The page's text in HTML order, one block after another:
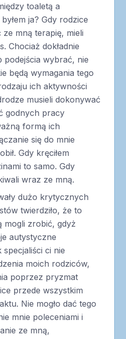
toaletą a
ja? Gdy rodzice
mną terapię, mieli
Chociaż dokładnie
podejścia wybrać, nie
będą wymagania tego
ich aktywności
musieli dokonywać
godnych pracy
formą ich
się do mnie
Gdy kręciłem
to samo. Gdy
wraz ze mną.
dużo krytycznych
twierdziło, że to
mogli zrobić, gdyż
autystyczne
ci nie
moich rodziców,
poprzez pryzmat
przede wszystkim
Nie mogło dać tego
mnie poleceniami i
ze mną,